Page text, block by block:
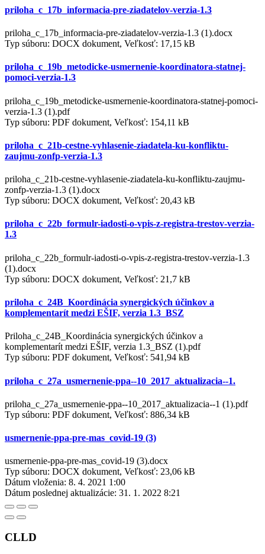
priloha_c_17b_informacia-pre-ziadatelov-verzia-1.3
priloha_c_17b_informacia-pre-ziadatelov-verzia-1.3 (1).docx
Typ súboru: DOCX dokument, Veľkosť: 17,15 kB
priloha_c_19b_metodicke-usmernenie-koordinatora-statnej-
pomoci-verzia-1.3
priloha_c_19b_metodicke-usmernenie-koordinatora-statnej-pomoci-
verzia-1.3 (1).pdf
Typ súboru: PDF dokument, Veľkosť: 154,11 kB
priloha_c_21b-cestne-vyhlasenie-ziadatela-ku-konfliktu-
zaujmu-zonfp-verzia-1.3
priloha_c_21b-cestne-vyhlasenie-ziadatela-ku-konfliktu-zaujmu-
zonfp-verzia-1.3 (1).docx
Typ súboru: DOCX dokument, Veľkosť: 20,43 kB
priloha_c_22b_formulr-iadosti-o-vpis-z-registra-trestov-verzia-
1.3
priloha_c_22b_formulr-iadosti-o-vpis-z-registra-trestov-verzia-1.3
(1).docx
Typ súboru: DOCX dokument, Veľkosť: 21,7 kB
priloha_c_24B_Koordinácia synergických účinkov a
komplementarít medzi EŠIF, verzia 1.3_BSZ
Priloha_c_24B_Koordinácia synergických účinkov a
komplementarít medzi EŠIF, verzia 1.3_BSZ (1).pdf
Typ súboru: PDF dokument, Veľkosť: 541,94 kB
priloha_c_27a_usmernenie-ppa--10_2017_aktualizacia--1.
priloha_c_27a_usmernenie-ppa--10_2017_aktualizacia--1 (1).pdf
Typ súboru: PDF dokument, Veľkosť: 886,34 kB
usmernenie-ppa-pre-mas_covid-19 (3)
usmernenie-ppa-pre-mas_covid-19 (3).docx
Typ súboru: DOCX dokument, Veľkosť: 23,06 kB
Dátum vloženia: 8. 4. 2021 1:00
Dátum poslednej aktualizácie: 31. 1. 2022 8:21
CLLD